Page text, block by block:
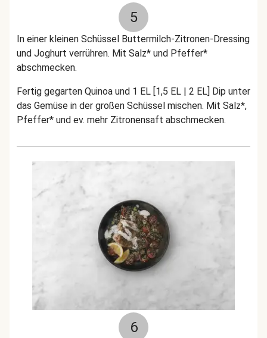
5
In einer kleinen Schüssel Buttermilch-Zitronen-Dressing
und Joghurt verrühren. Mit Salz* und Pfeffer*
abschmecken.
Fertig gegarten Quinoa und 1 EL [1,5 EL | 2 EL] Dip unter
das Gemüse in der großen Schüssel mischen. Mit Salz*,
Pfeffer* und ev. mehr Zitronensaft abschmecken.
6